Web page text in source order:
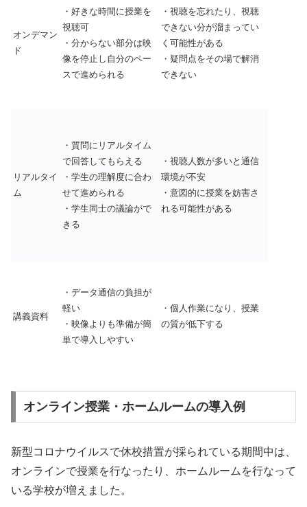
オンデマン
ド
・好きな時間に授業を
視聴可
・分からない部分は映
像を停止し自分のペー
スで進められる
・視聴を忘れたり、視聴
できない分が溜まってい
く可能性がある
・疑問点をその場で解消
できない
リアルタイ
ム
・質問にリアルタイム
で回答してもらえる
・学生の理解度に合わ
せて進められる
・学生同士の議論がで
きる
・視聴人数が多いと通信
環境が不安
・意図的に授業を妨害さ
れる可能性がある
講義資料
・データ通信の負担が
軽い
・映像よりも準備が簡
単で導入しやすい
・個人作業になり、授業
の質が低下する
オンライン授業・ホームルームの導入例
新型コロナウイルスで休校措置が採られている期間中は、
オンラインで授業を行なったり、ホームルームを行なって
いる学校が増えました。